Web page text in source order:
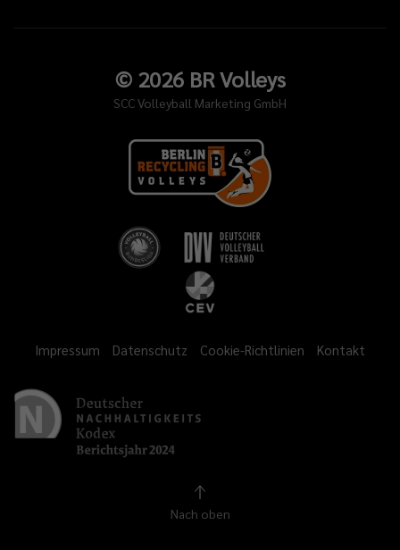
© 2026BR Volleys
SCC Volleyball Marketing GmbH
Impressum Datenschutz Cookie-Richtlinien Kontakt
Nach oben